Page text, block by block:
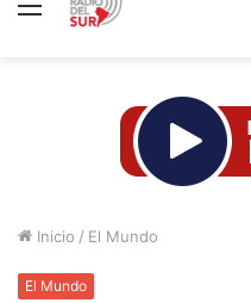
Inicio / El Mundo
El Mundo